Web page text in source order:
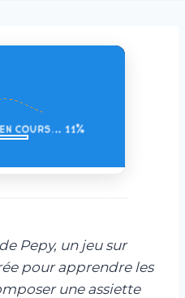
Pepy, un jeu sur
pour apprendre les
une assiette